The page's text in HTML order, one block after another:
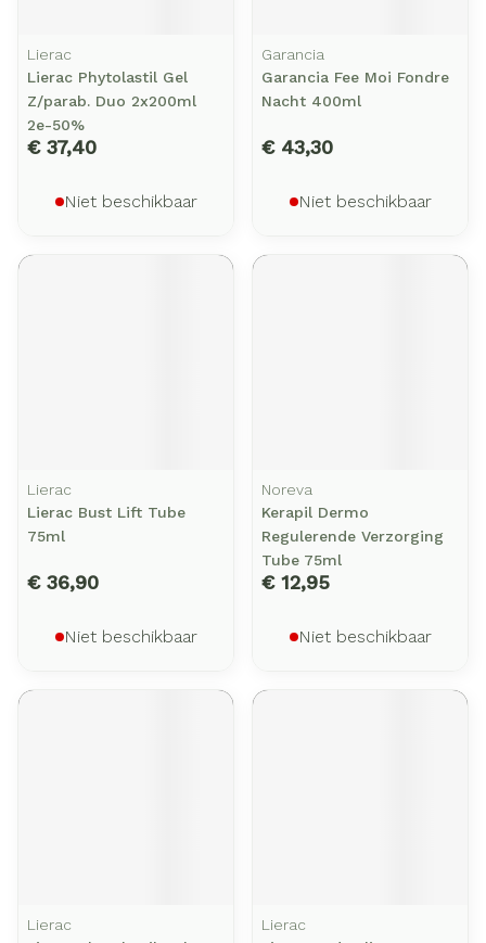
Lierac
Lierac Phytolastil Gel
Z/parab. Duo 2x200ml
2e-50%
€ 37,40
Niet beschikbaar
Garancia
Garancia Fee Moi Fondre
Nacht 400ml
€ 43,30
Niet beschikbaar
Lierac
Lierac Bust Lift Tube
75ml
€ 36,90
Niet beschikbaar
Noreva
Kerapil Dermo
Regulerende Verzorging
Tube 75ml
€ 12,95
Niet beschikbaar
Lierac
Lierac